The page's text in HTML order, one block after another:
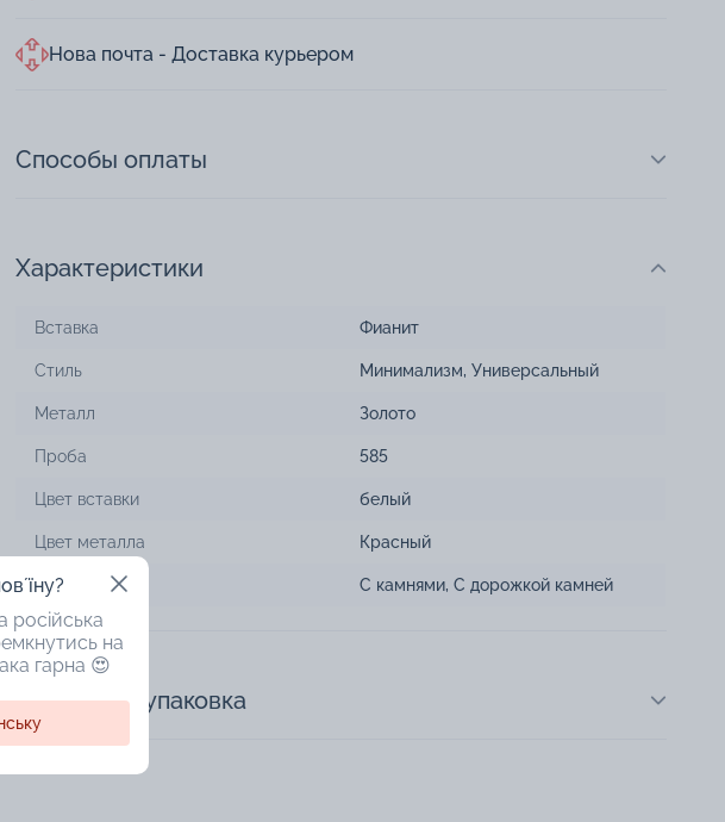
Нова почта - Доставка курьером
Способы оплаты
Характеристики
Вставка Фианит
Стиль Минимализм, Универсальный
Металл Золото
Проба 585
Цвет вставки белый
Цвет металла Красный
Дизайн С камнями, С дорожкой камней
Доступная упаковка
на
гарна 😍